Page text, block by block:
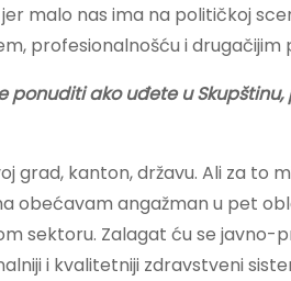
malo nas ima na političkoj
profesionalnošću i drugačijim
ako uđete u
grad, kanton, državu. Ali za to
obećavam angažman u pet
sektoru. Zalagat ću se
i kvalitetniji zdravstveni